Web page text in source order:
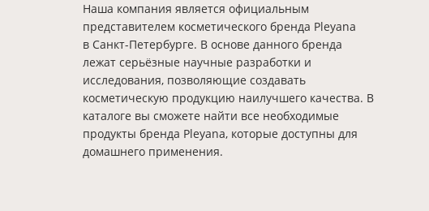
Наша компания является официальным
представителем косметического бренда Pleyana
в Санкт-Петербурге. В основе данного бренда
лежат серьёзные научные разработки и
исследования, позволяющие создавать
косметическую продукцию наилучшего качества. В
каталоге вы сможете найти все необходимые
продукты бренда Pleyana, которые доступны для
домашнего применения.